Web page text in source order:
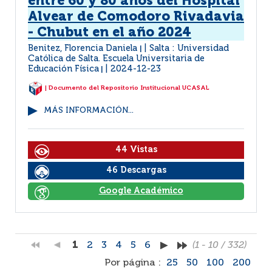
Alvear de Comodoro Rivadavia
- Chubut en el año 2024
Benitez, Florencia Daniela
Salta : Universidad
Católica de Salta. Escuela Universitaria de
Educación Física
2024-12-23
| Documento del Repositorio Institucional UCASAL
MÁS INFORMACIÓN...
44 Vistas
46 Descargas
Google Académico
1 2 3 4 5 6
(1 - 10 / 332)
Por página :
25 50 100 200